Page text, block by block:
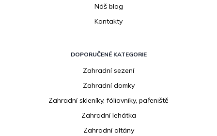
Náš blog
Kontakty
DOPORUČENÉ KATEGORIE
Zahradní sezení
Zahradní domky
Zahradní skleníky, fóliovníky, pařeniště
Zahradní lehátka
Zahradní altány